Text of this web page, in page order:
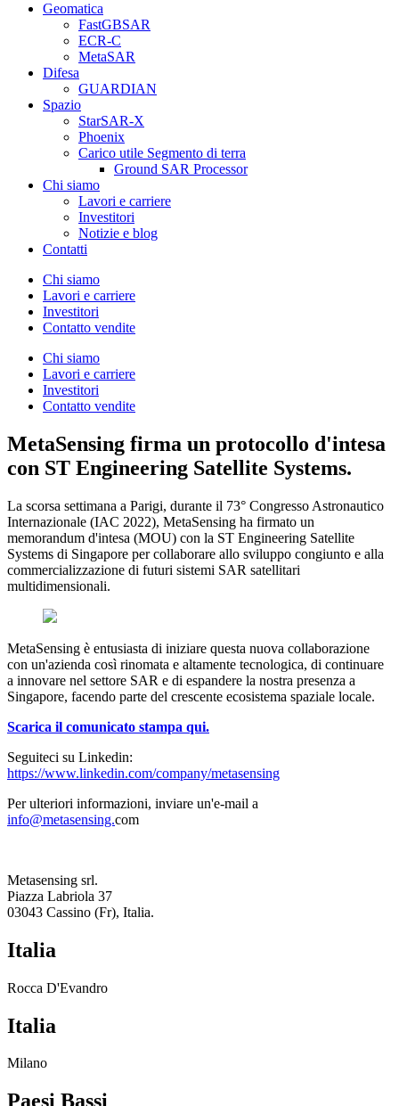
Geomatica
FastGBSAR
ECR-C
MetaSAR
Difesa
GUARDIAN
Spazio
StarSAR-X
Phoenix
Carico utile Segmento di terra
Ground SAR Processor
Chi siamo
Lavori e carriere
Investitori
Notizie e blog
Contatti
Chi siamo
Lavori e carriere
Investitori
Contatto vendite
Chi siamo
Lavori e carriere
Investitori
Contatto vendite
MetaSensing firma un protocollo d'intesa
con ST Engineering Satellite Systems.
La scorsa settimana a Parigi, durante il 73° Congresso Astronautico
Internazionale (IAC 2022), MetaSensing ha firmato un
memorandum d'intesa (MOU) con la ST Engineering Satellite
Systems di Singapore per collaborare allo sviluppo congiunto e alla
commercializzazione di futuri sistemi SAR satellitari
multidimensionali.
MetaSensing è entusiasta di iniziare questa nuova collaborazione
con un'azienda così rinomata e altamente tecnologica, di continuare
a innovare nel settore SAR e di espandere la nostra presenza a
Singapore, facendo parte del crescente ecosistema spaziale locale.
Scarica il comunicato stampa qui.
Seguiteci su Linkedin:
https://www.linkedin.com/company/metasensing
Per ulteriori informazioni, inviare un'e-mail a
info@metasensing.com
Metasensing srl.
Piazza Labriola 37
03043 Cassino (Fr), Italia.
Italia
Rocca D'Evandro
Italia
Milano
Paesi Bassi